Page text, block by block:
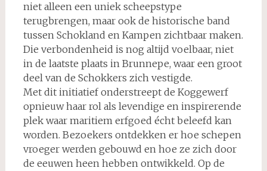
niet alleen een uniek scheepstype
terugbrengen, maar ook de historische band
tussen Schokland en Kampen zichtbaar maken.
Die verbondenheid is nog altijd voelbaar, niet
in de laatste plaats in Brunnepe, waar een groot
deel van de Schokkers zich vestigde.
Met dit initiatief onderstreept de Koggewerf
opnieuw haar rol als levendige en inspirerende
plek waar maritiem erfgoed écht beleefd kan
worden. Bezoekers ontdekken er hoe schepen
vroeger werden gebouwd en hoe ze zich door
de eeuwen heen hebben ontwikkeld. Op de